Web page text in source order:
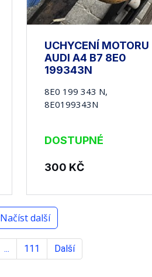
UCHYCENÍ MOTORU
AUDI A4 B7 8E0
199343N
8E0 199 343 N,
8E0199343N
DOSTUPNÉ
300 KČ
Načíst další
... 111 Další